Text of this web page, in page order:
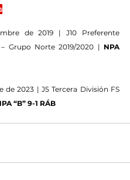
de 2019 | J10 Preferente
Grupo Norte 2019/2020 | NPA
de 2023 | J5 Tercera División FS
“B” 9-1 RÁB